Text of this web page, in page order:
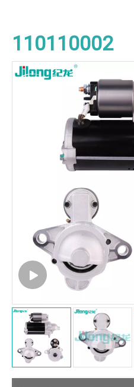
110110002